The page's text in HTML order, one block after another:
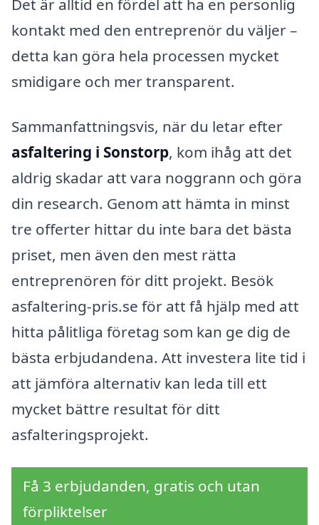
kontakt med den entreprenör du väljer –
detta kan göra hela processen mycket
smidigare och mer transparent.
Sammanfattningsvis, när du letar efter
asfaltering i Sonstorp, kom ihåg att det
aldrig skadar att vara noggrann och göra
din research. Genom att hämta in minst
tre offerter hittar du inte bara det bästa
priset, men även den mest rätta
entreprenören för ditt projekt. Besök
asfaltering-pris.se för att få hjälp med att
hitta pålitliga företag som kan ge dig de
bästa erbjudandena. Att investera lite tid i
att jämföra alternativ kan leda till ett
mycket bättre resultat för ditt
asfalteringsprojekt.
Få 3 erbjudanden, gratis och utan
förpliktelser